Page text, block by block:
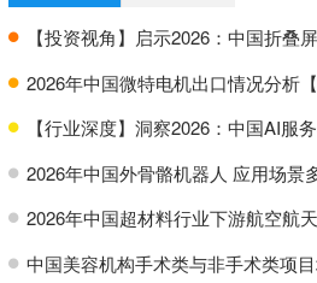
H 【投资视角】启示2026：中国折叠屏手机行业投融资
H 2026年中国微特电机出口情况分析【
H 【行业深度】洞察2026：中国AI服务器行业竞争
H 2026年中国外骨骼机器人 应用场景多元 市场前
H 2026年中国超材料行业下游航空航天领域需求
H 中国美容机构手术类与非手术类项目均实现规模